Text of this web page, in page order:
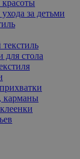
красоты
за детьми
для стола
карманы